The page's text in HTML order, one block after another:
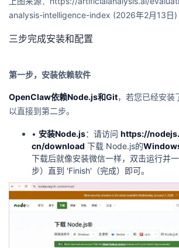
程
认
证
的
实
我
的
藏
支
持
声
建
analysis-intelligence-index (2026年2月13日)
三步完成安装和配置
第一步，安装依赖软件
OpenClaw依赖Node.js和Git，若您已经安
以直接到第二步。
• 安装Node.js：请访问 https://
cn/download 下载 Node.js的
下载后就像安装微信一样，双击运行并
步）直到 'Finish'（完成）即可。